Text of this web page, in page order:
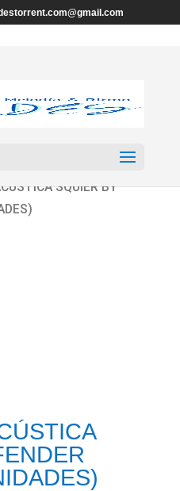
SQUIER BY